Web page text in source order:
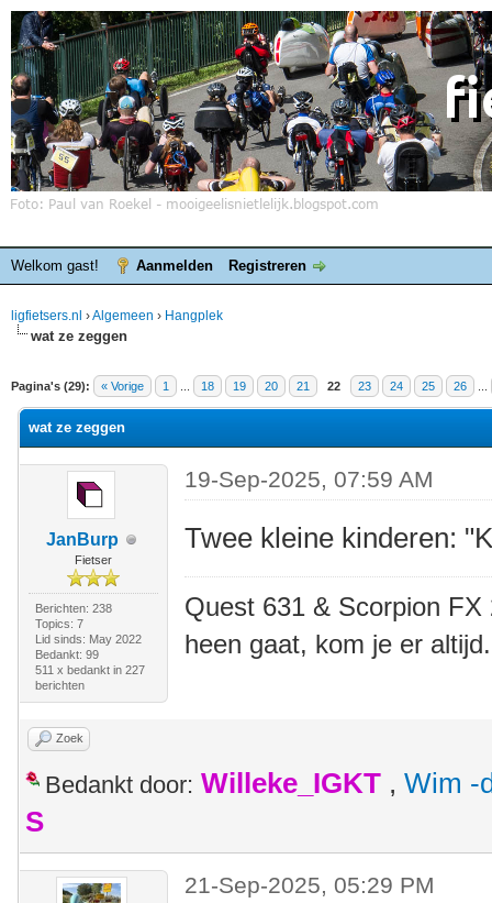
Welkom gast! Aanmelden Registreren
ligfietsers.nl ›Algemeen › Hangplek
wat ze zeggen
Pagina's (29): « Vorige 1 18 19 20 21 22 23 24 25 26
waardering is 0
wat ze zeggen
JanBurp
Fietser
Berichten: 238
Topics: 7
Lid sinds: May 2022
Bedankt: 99
511 x bedankt in 227
berichten
19-Sep-2025, 07:59 AM
Twee kleine kinderen:
Quest 631 & Scorpion
heen gaat, kom je er
Zoek
Bedankt door: Willeke_IGKT , Wim -
S
21-Sep-2025, 05:29 PM